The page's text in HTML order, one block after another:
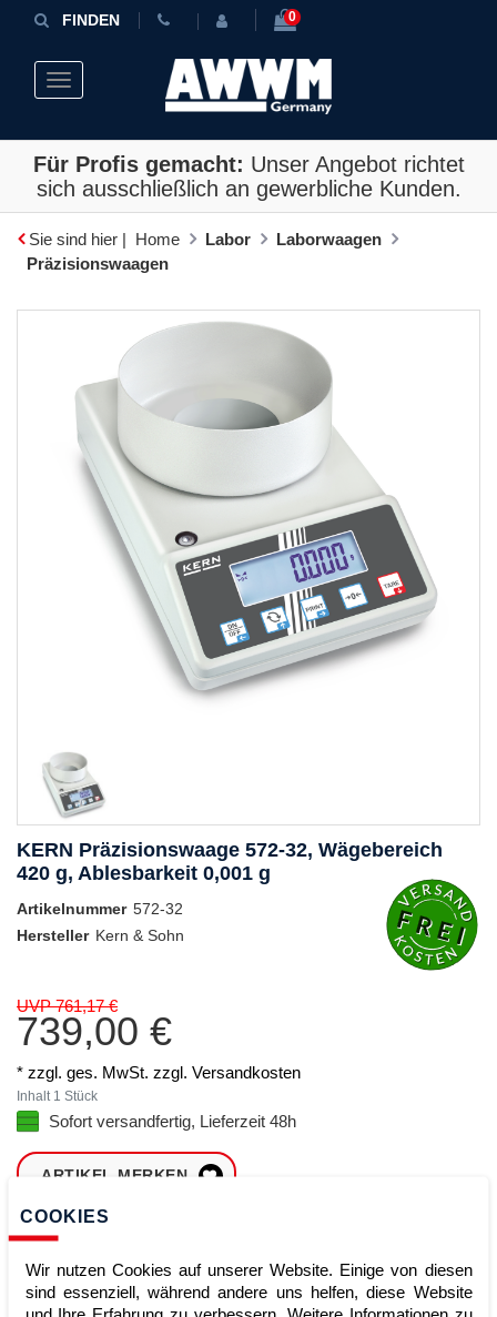
FINDEN 0
Toggle navigation
Für Profis gemacht: Unser Angebot richtet
sich ausschließlich an gewerbliche Kunden.
Sie sind hier | Home Labor
Laborwaagen
Präzisionswaagen
KERN Präzisionswaage 572-32, Wägebereich
420 g, Ablesbarkeit 0,001 g
Artikelnummer 572-32
Hersteller Kern & Sohn
UVP 761,17 €
739,00 €
* zzgl. ges. MwSt. zzgl. Versandkosten
Inhalt 1 Stück
Sofort versandfertig, Lieferzeit 48h
ARTIKEL MERKEN
COOKIES
Wir nutzen Cookies auf unserer Website. Einige von diesen
sind essenziell, während andere uns helfen, diese Website